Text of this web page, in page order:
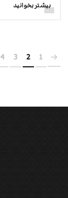
بیشتر بخوانید
1
2
3
4